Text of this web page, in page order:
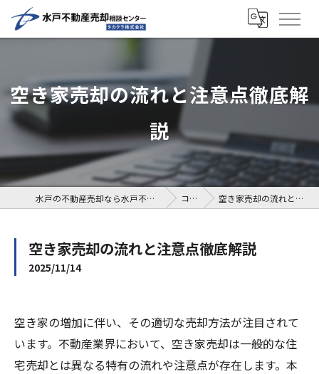
空き家売却の流れと注意点徹底解
説
水戸の不動産売却なら水戸不動産売却相談センター コラム 空き家売却の流れと注意点徹底解説
空き家売却の流れと注意点徹底解説
2025/11/14
空き家の増加に伴い、その適切な売却方法が注目されて
います。不動産業界において、空き家売却は一般的な住
宅売却とは異なる特有の流れや注意点が存在します。本